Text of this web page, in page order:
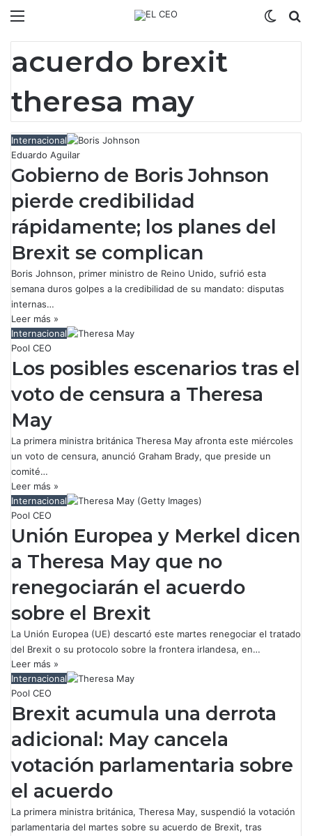
acuerdo brexit
theresa may
Internacional
Eduardo Aguilar
Gobierno de Boris Johnson
pierde credibilidad
rápidamente; los planes del
Brexit se complican
Boris Johnson, primer ministro de Reino Unido, sufrió esta
semana duros golpes a la credibilidad de su mandato: disputas
internas…
Leer más »
Internacional
Pool CEO
Los posibles escenarios tras el
voto de censura a Theresa
May
La primera ministra británica Theresa May afronta este miércoles
un voto de censura, anunció Graham Brady, que preside un
comité…
Leer más »
Internacional
Pool CEO
Unión Europea y Merkel dicen
a Theresa May que no
renegociarán el acuerdo
sobre el Brexit
La Unión Europea (UE) descartó este martes renegociar el tratado
del Brexit o su protocolo sobre la frontera irlandesa, en…
Leer más »
Internacional
Pool CEO
Brexit acumula una derrota
adicional: May cancela
votación parlamentaria sobre
el acuerdo
La primera ministra británica, Theresa May, suspendió la votación
parlamentaria del martes sobre su acuerdo de Brexit, tras